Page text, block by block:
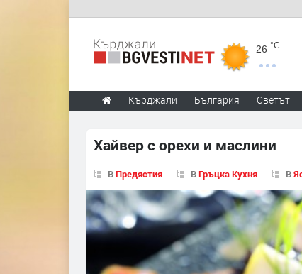
26 °C
Кърджали България Светът
Хайвер с орехи и маслини
ВПредястия ВГръцка Кухня В